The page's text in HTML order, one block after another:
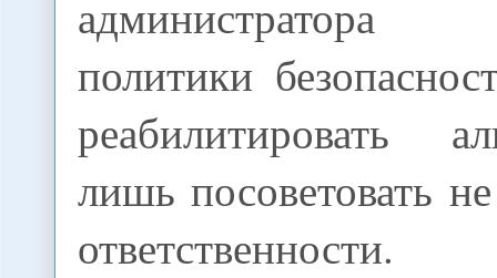
администратора
политики
реабилитировать
лишь посоветовать
ответственности.